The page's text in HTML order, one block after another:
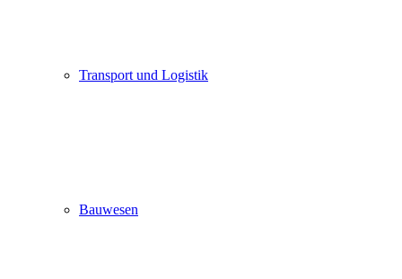
Transport und Logistik
Bauwesen